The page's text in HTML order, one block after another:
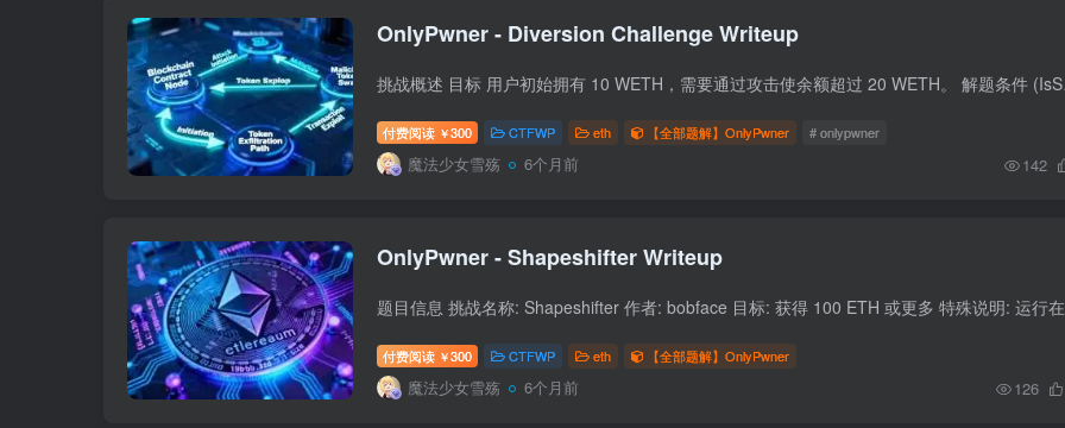
OnlyPwner - Diversion Challenge Writeup
付费阅读 ￥300 CTFWP eth 【全部题解】OnlyPwner # onlypwner
魔法少女雪殇 6个月前 142
OnlyPwner - Shapeshifter Writeup
付费阅读 ￥300 CTFWP eth 【全部题解】OnlyPwner
魔法少女雪殇 6个月前 126